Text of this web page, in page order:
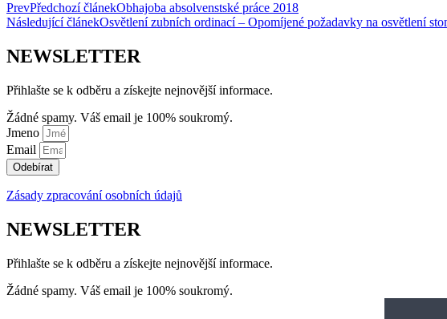
PrevPředchozí článekObhajoba absolvenstské práce 2018
Následující článekOsvětlení zubních ordinací – Opomíjené požadavky na osvětlení
NEWSLETTER
Přihlašte se k odběru a získejte nejnovější informace.
Žádné spamy. Váš email je 100% soukromý.
Jmeno
Email
Odebírat
Zásady zpracování osobních údajů
NEWSLETTER
Přihlašte se k odběru a získejte nejnovější informace.
Žádné spamy. Váš email je 100% soukromý.